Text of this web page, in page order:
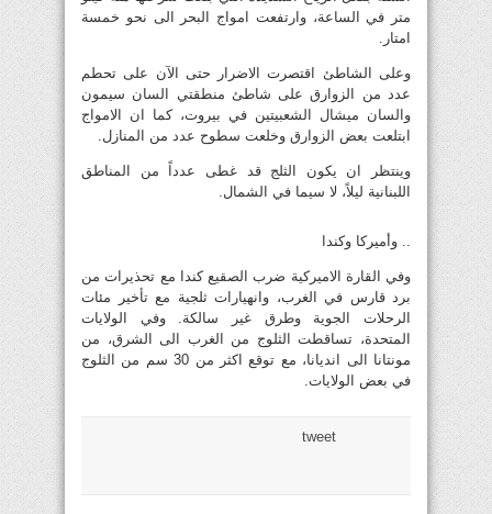
متر في الساعة، وارتفعت امواج البحر الى نحو خمسة
امتار.
وعلى الشاطئ اقتصرت الاضرار حتى الآن على تحطم
عدد من الزوارق على شاطئ منطقتي السان سيمون
والسان ميشال الشعبيتين في بيروت، كما ان الامواج
ابتلعت بعض الزوارق وخلعت سطوح عدد من المنازل.
وينتظر ان يكون الثلج قد غطى عدداً من المناطق
اللبنانية ليلاً، لا سيما في الشمال.
.. وأميركا وكندا
وفي القارة الاميركية ضرب الصقيع كندا مع تحذيرات من
برد قارس في الغرب، وانهيارات ثلجية مع تأخير مئات
الرحلات الجوية وطرق غير سالكة. وفي الولايات
المتحدة، تساقطت الثلوج من الغرب الى الشرق، من
مونتانا الى انديانا، مع توقع اكثر من 30 سم من الثلوج
في بعض الولايات.
tweet